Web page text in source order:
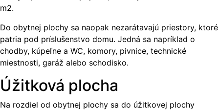
m2.
Do obytnej plochy sa naopak nezarátavajú priestory, ktoré
patria pod príslušenstvo domu. Jedná sa napríklad o
chodby, kúpeľne a WC, komory, pivnice, technické
miestnosti, garáž alebo schodisko.
Úžitková plocha
Na rozdiel od obytnej plochy sa do úžitkovej plochy